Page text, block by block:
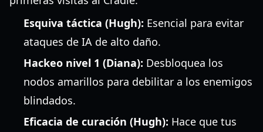
Esquiva táctica (Hugh): Esencial para evitar
ataques de IA de alto daño.
Hackeo nivel 1 (Diana): Desbloquea los
nodos amarillos para debilitar a los enemigos
blindados.
Eficacia de curación (Hugh): Hace que tus